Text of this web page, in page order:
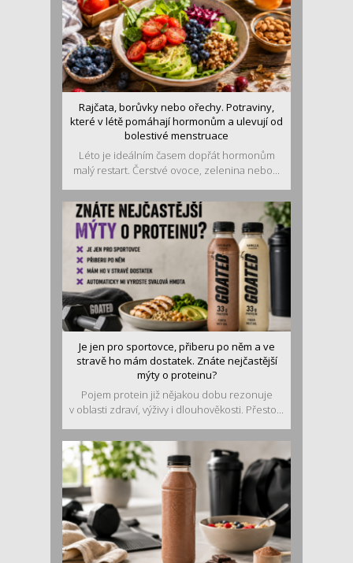
Rajčata, borůvky nebo ořechy. Potraviny,
které v létě pomáhají hormonům a ulevují od
bolestivé menstruace
Léto je ideálním časem dopřát hormonům
malý restart. Čerstvé ovoce, zelenina nebo...
Je jen pro sportovce, přiberu po něm a ve
stravě ho mám dostatek. Znáte nejčastější
mýty o proteinu?
Pojem protein již nějakou dobu rezonuje
v oblasti zdraví, výživy i dlouhověkosti. Přesto...